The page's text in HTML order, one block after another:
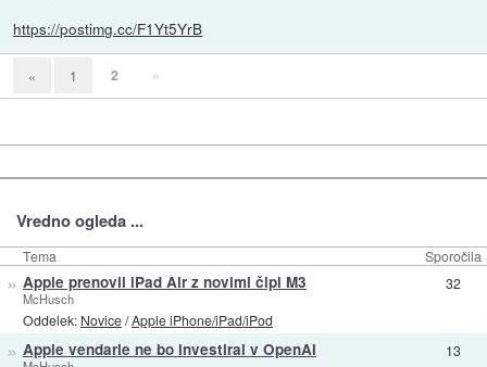
https://postimg.cc/F1Yt5YrB
« 1 2 »
Vredno ogleda ...
Tema Sporočila
» Apple prenovil iPad Air z novimi čipi M3
McHusch
Oddelek: Novice/Apple iPhone/iPad/iPod
32
» Apple vendarle ne bo investiral v OpenAI 13